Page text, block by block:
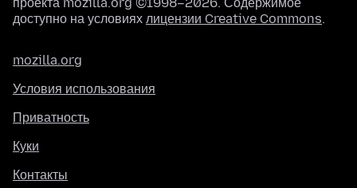
проекта mozilla.org ©1998–2026. Содержимое
доступно на условиях лицензии Creative Commons.
mozilla.org
Условия использования
Приватность
Куки
Контакты